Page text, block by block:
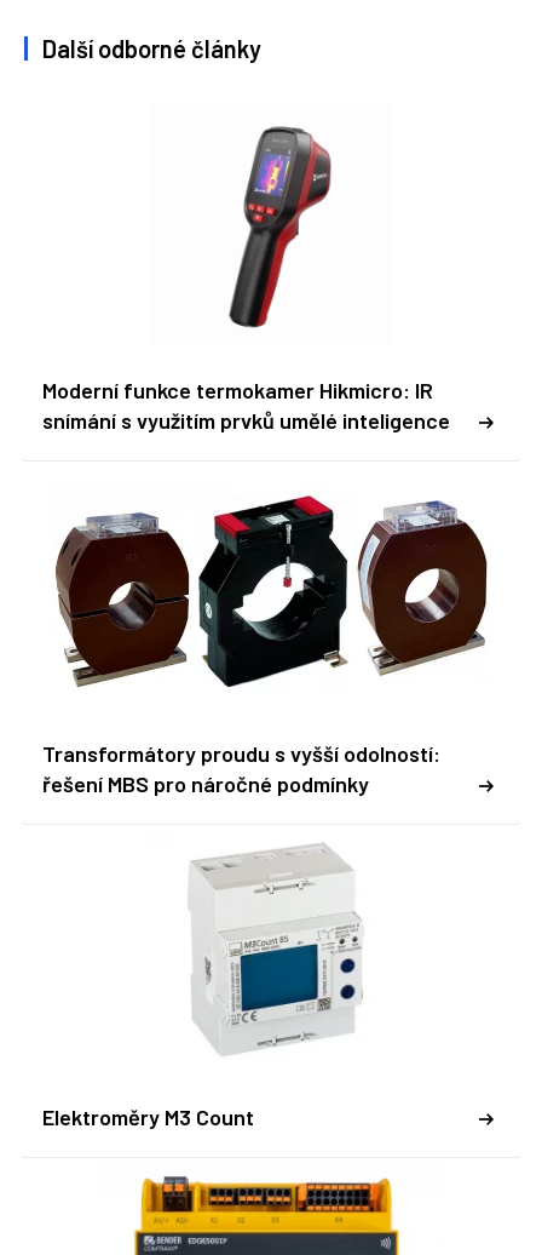
Další odborné články
Moderní funkce termokamer Hikmicro: IR
snímání s využitím prvků umělé inteligence
Transformátory proudu s vyšší odolností:
řešení MBS pro náročné podmínky
Elektroměry M3 Count